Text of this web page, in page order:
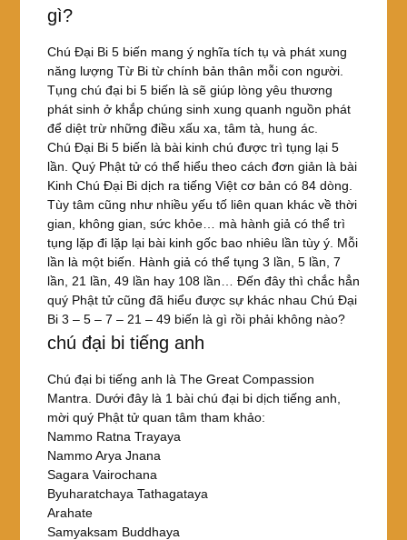
gì?
Chú Đại Bi 5 biến mang ý nghĩa tích tụ và phát xung
năng lượng Từ Bi từ chính bản thân mỗi con người.
Tụng chú đại bi 5 biến là sẽ giúp lòng yêu thương
phát sinh ở khắp chúng sinh xung quanh nguồn phát
để diệt trừ những điều xấu xa, tâm tà, hung ác.
Chú Đại Bi 5 biến là bài kinh chú được trì tụng lại 5
lần. Quý Phật tử có thể hiểu theo cách đơn giản là bài
Kinh Chú Đại Bi dịch ra tiếng Việt cơ bản có 84 dòng.
Tùy tâm cũng như nhiều yếu tố liên quan khác về thời
gian, không gian, sức khỏe… mà hành giả có thể trì
tụng lặp đi lặp lại bài kinh gốc bao nhiêu lần tùy ý. Mỗi
lần là một biến. Hành giả có thể tụng 3 lần, 5 lần, 7
lần, 21 lần, 49 lần hay 108 lần… Đến đây thì chắc hẳn
quý Phật tử cũng đã hiểu được sự khác nhau Chú Đại
Bi 3 – 5 – 7 – 21 – 49 biến là gì rồi phải không nào?
chú đại bi tiếng anh
Chú đại bi tiếng anh là The Great Compassion
Mantra. Dưới đây là 1 bài chú đại bi dịch tiếng anh,
mời quý Phật tử quan tâm tham khảo:
Nammo Ratna Trayaya
Nammo Arya Jnana
Sagara Vairochana
Byuharatchaya Tathagataya
Arahate
Samyaksam Buddhaya